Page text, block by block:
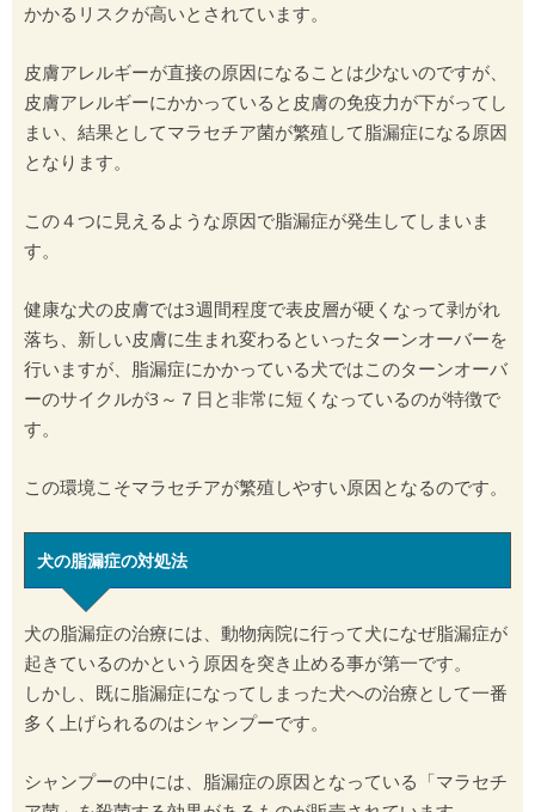
かかるリスクが高いとされています。
皮膚アレルギーが直接の原因になることは少ないのですが、
皮膚アレルギーにかかっていると皮膚の免疫力が下がってし
まい、結果としてマラセチア菌が繁殖して脂漏症になる原因
となります。
この４つに見えるような原因で脂漏症が発生してしまいま
す。
健康な犬の皮膚では3週間程度で表皮層が硬くなって剥がれ
落ち、新しい皮膚に生まれ変わるといったターンオーバーを
行いますが、脂漏症にかかっている犬ではこのターンオーバ
ーのサイクルが3～７日と非常に短くなっているのが特徴で
す。
この環境こそマラセチアが繁殖しやすい原因となるのです。
犬の脂漏症の対処法
犬の脂漏症の治療には、動物病院に行って犬になぜ脂漏症が
起きているのかという原因を突き止める事が第一です。
しかし、既に脂漏症になってしまった犬への治療として一番
多く上げられるのはシャンプーです。
シャンプーの中には、脂漏症の原因となっている「マラセチ